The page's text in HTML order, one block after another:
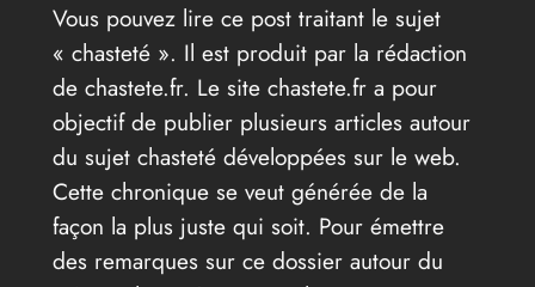
Vous pouvez lire ce post traitant le sujet
« chasteté ». Il est produit par la rédaction
de chastete.fr. Le site chastete.fr a pour
objectif de publier plusieurs articles autour
du sujet chasteté développées sur le web.
Cette chronique se veut générée de la
façon la plus juste qui soit. Pour émettre
des remarques sur ce dossier autour du